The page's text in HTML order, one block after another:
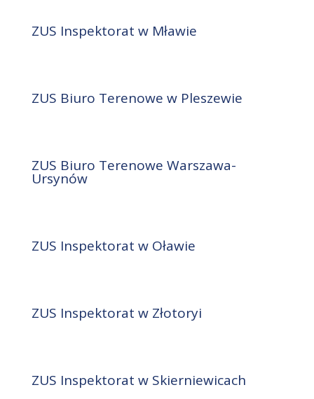
ZUS Inspektorat w Mławie
ZUS Biuro Terenowe w Pleszewie
ZUS Biuro Terenowe Warszawa-
Ursynów
ZUS Inspektorat w Oławie
ZUS Inspektorat w Złotoryi
ZUS Inspektorat w Skierniewicach